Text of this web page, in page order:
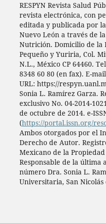
RESPYN Revista Salud
revista electrónica, con
editada y publicada por
Nuevo León a través de
Nutrición. Domicilio de la
Pequeño y Yuriria, Col.
N.L., México CP 64460.
8348 60 80 (en fax). E-
URL: https://
Sonia L. Ramírez Garza.
exclusivo No. 04-2014-
de octubre de 2014. e-
(https://portal.issn.org/
Ambos otorgados por el
Derecho de Autor.
Mexicano de la
Responsable de la última
número Dra. Sonia L.
Universitaria, San Nicolás